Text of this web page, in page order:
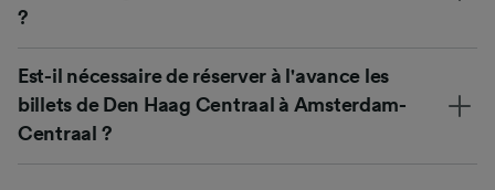
?
Est-il nécessaire de réserver à l'avance les
billets de Den Haag Centraal à Amsterdam-
Centraal ?